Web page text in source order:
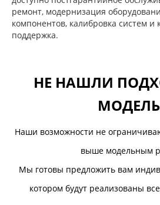
ремонт, модернизация
компонентов, калибровка систем и
поддержка.
НЕ НАШЛИ
Наши возможности не
выше модельным
Мы готовы предложить вам
котором будут реализованы